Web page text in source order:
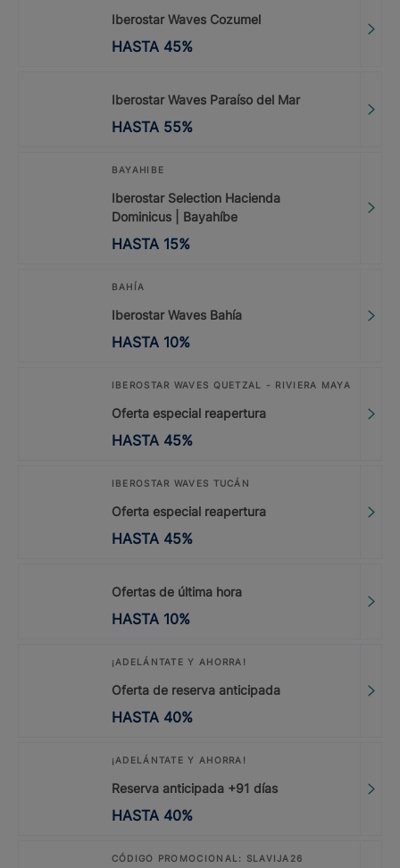
Iberostar Waves Cozumel
HASTA 45%
Iberostar Waves Paraíso del Mar
HASTA 55%
BAYAHIBE
Iberostar Selection Hacienda
Dominicus | Bayahíbe
HASTA 15%
BAHÍA
Iberostar Waves Bahía
HASTA 10%
IBEROSTAR WAVES QUETZAL - RIVIERA MAYA
Oferta especial reapertura
HASTA 45%
IBEROSTAR WAVES TUCÁN
Oferta especial reapertura
HASTA 45%
Ofertas de última hora
HASTA 10%
¡ADELÁNTATE Y AHORRA!
Oferta de reserva anticipada
HASTA 40%
¡ADELÁNTATE Y AHORRA!
Reserva anticipada +91 días
HASTA 40%
CÓDIGO PROMOCIONAL: SLAVIJA26